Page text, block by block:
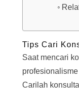
Tips Cari
Saat mencari
Carilah